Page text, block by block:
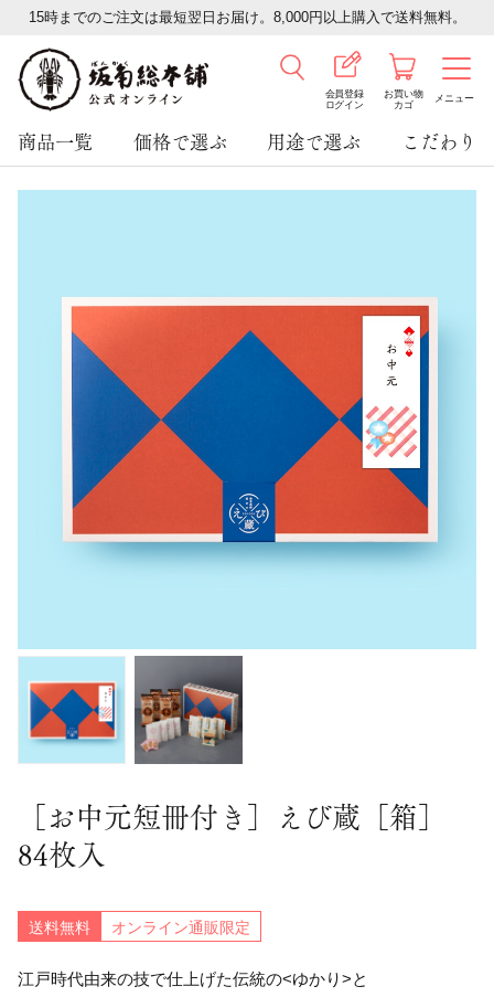
15時までのご注文は最短翌日お届け。8,000円以上購入で送料無料。
会員登録
ログイン
お買い物
カゴ
メニュー
商品一覧 価格で選ぶ 用途で選ぶ こだわり
［お中元短冊付き］えび蔵［箱］
84枚入
送料無料 オンライン通販限定
江戸時代由来の技で仕上げた伝統の<ゆかり>と